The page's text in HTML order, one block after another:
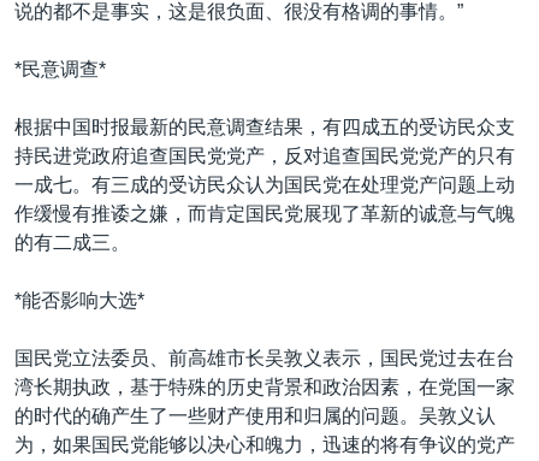
说的都不是事实，这是很负面、很没有格调的事情。”
*民意调查*
根据中国时报最新的民意调查结果，有四成五的受访民众支
持民进党政府追查国民党党产，反对追查国民党党产的只有
一成七。有三成的受访民众认为国民党在处理党产问题上动
作缓慢有推诿之嫌，而肯定国民党展现了革新的诚意与气魄
的有二成三。
*能否影响大选*
国民党立法委员、前高雄市长吴敦义表示，国民党过去在台
湾长期执政，基于特殊的历史背景和政治因素，在党国一家
的时代的确产生了一些财产使用和归属的问题。吴敦义认
为，如果国民党能够以决心和魄力，迅速的将有争议的党产